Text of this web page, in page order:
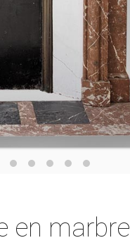
en marbre